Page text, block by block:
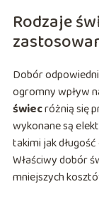
Rodzaje
Dobór
ogromny wpływ
świecróżnią się
wykonane są
takimi jak
Właściwy dobór
mniejszych